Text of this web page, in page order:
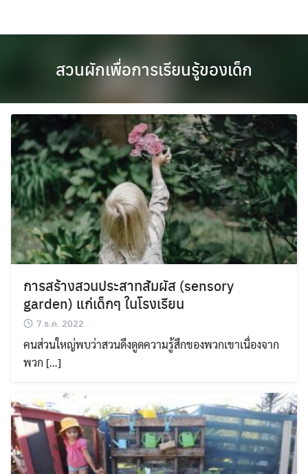
สวนผักเพื่อการเรียนรู้ของเด็ก
การสร้างสวนประสาทสัมผัส (sensory
garden) แก่เด็กๆ ในโรงเรียน
7 ธ.ค. 2022
คนส่วนใหญ่พบว่าสวนดึงดูดความรู้สึกของพวกเขาเนื่องจาก
พวก […]